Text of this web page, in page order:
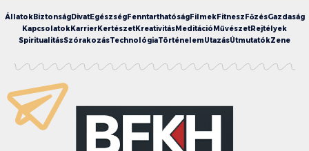
ÁllatokBiztonságDivatEgészségFenntarthatóságFilmekFitneszFőzésGazdaság
KapcsolatokKarrierKertészetKreativitásMeditációMűvészetRejtélyek
SpiritualitásSzórakozásTechnológiaTörténelemUtazásÚtmutatókZene